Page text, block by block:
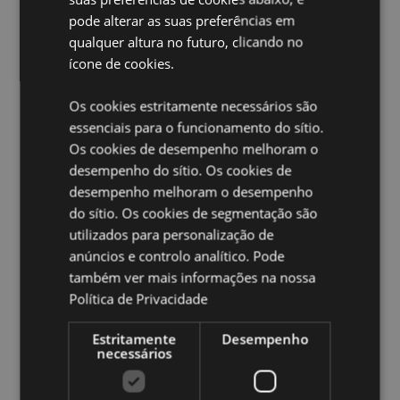
Comores, Congo, Córsega (França), Costa do Marfim,
Croácia, Chipre, República Tcheca, Dinamarca, Djibuti,
Egito, Guiné Equatorial, Eritreia, Estônia, Etiópia,
Finlândia (Continental), França (Continental), Guiana
Gibraltar, Grécia, Guadalupe, Guernsey (Ilhas do
Canal), Guiné, Guiné-Bissau, Santa Sé (Cidade do
Vaticano), Hungria, Islândia, Irã, Iraque, Irlanda, Ilha
de Man (Reino Unido), Itália (Continental), Jersey (Ilhas
do Canal), Jordânia, Quênia, Kuwait, Letônia, Líbano,
Lesoto, Libéria, Líbia, Liechtenstein, Lituânia,
Luxemburgo, Macedônia do Norte, Madagascar,
Madeira (Portugal), Malawi, Mali, Malta, Martinica,
Mauritânia, Maurício, Mayotte, Moldávia, Mônaco,
Montenegro, Marrocos, Moçambique, Namíbia, Países
Baixos, Nova Zelândia, Níger, Nigéria, Noruega, Omã,
Papua Nova Guiné, Polônia, Portugal (Continental),
(parte francesa), San Marino, São Tomé e Príncipe,
Senegal, Sérvia, Seicheles, Sicília (Itália), Serra Leoa,
Eslováquia, Eslovênia, Somália, África do Sul, Espanha
(Continental), Sudão, Eswatini, Suécia, Suíça,
pode alterar as suas preferências em
qualquer altura no futuro, clicando no
ícone de cookies.
Os cookies estritamente necessários são
essenciais para o funcionamento do sítio.
Os cookies de desempenho melhoram o
desempenho do sítio. Os cookies de
desempenho melhoram o desempenho
do sítio. Os cookies de segmentação são
utilizados para personalização de
anúncios e controlo analítico. Pode
também ver mais informações na nossa
Política de Privacidade
Estritamente
necessários
Desempenho